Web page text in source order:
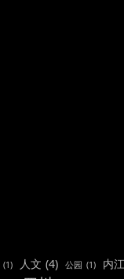
(1) 人文 (4) 公园 (1) 内江